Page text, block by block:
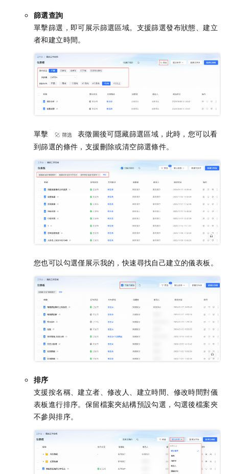
篩選查詢
單擊篩選，即可展示篩選區域。支援篩選發布狀態、建立
者和建立時間。
單擊
表徵圖後可隱藏篩選區域，此時，您可以看
到篩選的條件，支援刪除或清空篩選條件。
您也可以勾選僅展示我的，快速尋找自己建立的儀表板。
排序
支援按名稱、建立者、修改人、建立時間、修改時間對儀
表板進行排序。保留檔案夾結構預設勾選，勾選後檔案夾
不參與排序。